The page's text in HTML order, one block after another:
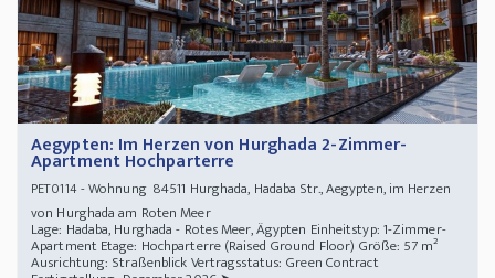
Aegypten: Im Herzen von Hurghada 2-Zimmer-
Apartment Hochparterre
PET0114- Wohnung 84511 Hurghada, Hadaba Str., Aegypten, im Herzen
von Hurghada am Roten Meer
Lage: Hadaba, Hurghada - Rotes Meer, Ägypten Einheitstyp: 1-Zimmer-
Apartment Etage: Hochparterre (Raised Ground Floor) Größe: 57 m²
Ausrichtung: Straßenblick Vertragsstatus: Green Contract